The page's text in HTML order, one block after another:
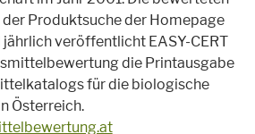
Produktsuche der Homepage
veröffentlicht EASY-CERT
die Printausgabe
für die biologische
Österreich.